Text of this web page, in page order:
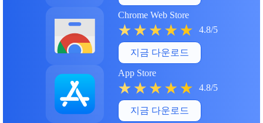
Chrome Web Store
4.8/5
지금 다운로드
App Store
4.8/5
지금 다운로드